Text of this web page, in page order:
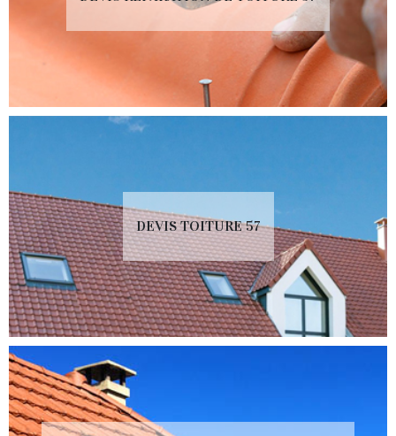
DEVIS TOITURE 57